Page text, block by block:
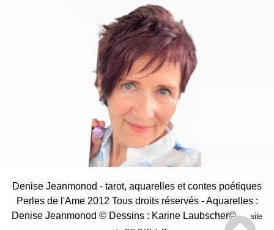
Denise Jeanmonod - tarot, aquarelles et contes poétiques
Perles de l'Ame 2012 Tous droits réservés - Aquarelles :
Denise Jeanmonod © Dessins : Karine Laubscher©
site